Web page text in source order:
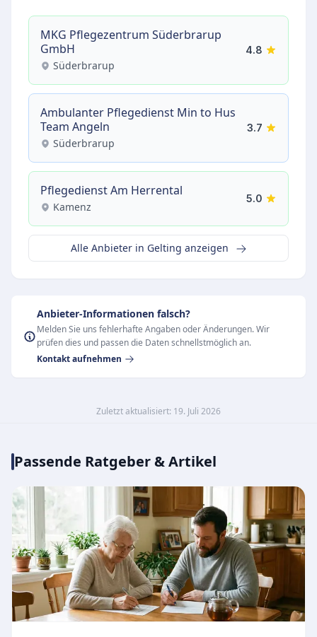
MKG Pflegezentrum Süderbrarup
GmbH
Süderbrarup
4.8
Ambulanter Pflegedienst Min to Hus
Team Angeln
Süderbrarup
3.7
Pflegedienst Am Herrental
Kamenz
5.0
Alle Anbieter in Gelting anzeigen
Anbieter-Informationen falsch?
Melden Sie uns fehlerhafte Angaben oder Änderungen. Wir
prüfen dies und passen die Daten schnellstmöglich an.
Kontakt aufnehmen
Zuletzt aktualisiert: 19. Juli 2026
Passende Ratgeber & Artikel